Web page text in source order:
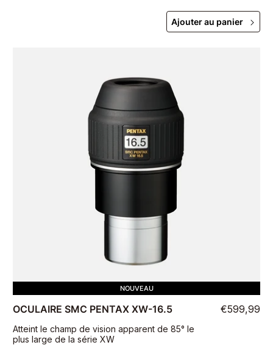
Ajouter au panier
NOUVEAU
OCULAIRE SMC PENTAX XW-16.5
Atteint le champ de vision apparent de 85° le
plus large de la série XW
€599,99